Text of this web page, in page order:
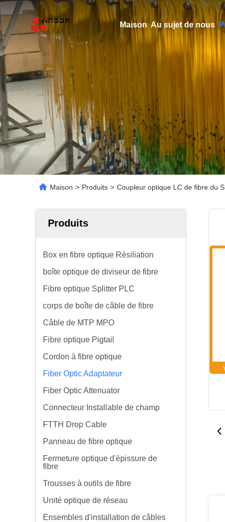
Maison Au sujet de nous
Maison > Produits > Coupleur optique LC de fibre du
Produits
Box en fibre optique Résiliation
boîte optique de diviseur de fibre
Fibre optique Splitter PLC
corps de boîte de câble de fibre
Câble de MTP MPO
Fibre optique Pigtail
Cordon à fibre optique
Fiber Optic Adaptateur
Fiber Optic Attenuator
Connecteur Installable de champ
FTTH Drop Cable
Panneau de fibre optique
Fermeture optique d'épissure de
fibre
Trousses à outils de fibre
Unité optique de réseau
Ensembles d'installation de câbles